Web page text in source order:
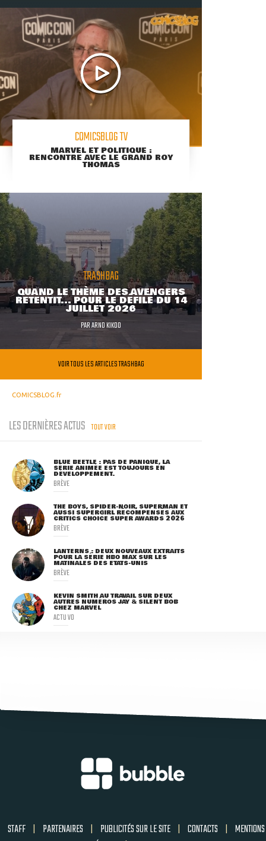
COMICSBLOG TV
MARVEL ET POLITIQUE :
RENCONTRE AVEC LE GRAND ROY
THOMAS
TRASHBAG
QUAND LE THÈME DES AVENGERS
RETENTIT... POUR LE DÉFILÉ DU 14
JUILLET 2026
PARARNO KIKOO
VOIR TOUS LES ARTICLES TRASHBAG
COMICSBLOG.fr
LES DERNIÈRES ACTUS TOUT VOIR
BLUE BEETLE : PAS DE PANIQUE, LA
SÉRIE ANIMÉE EST TOUJOURS EN
DÉVELOPPEMENT.
BRÈVE
THE BOYS, SPIDER-NOIR, SUPERMAN ET
AUSSI SUPERGIRL RÉCOMPENSÉS AUX
CRITICS CHOICE SUPER AWARDS 2026
BRÈVE
LANTERNS : DEUX NOUVEAUX EXTRAITS
POUR LA SÉRIE HBO MAX SUR LES
MATINALES DES ETATS-UNIS
BRÈVE
KEVIN SMITH AU TRAVAIL SUR DEUX
AUTRES NUMÉROS JAY & SILENT BOB
CHEZ MARVEL
ACTU VO
STAFF | PARTENAIRES | PUBLICITÉS SUR LE SITE | CONTACTS | MENTIONS